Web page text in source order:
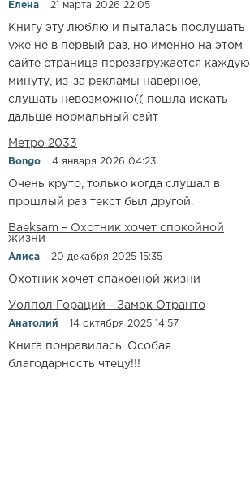
Елена 21 марта 2026 22:05
Книгу эту люблю и пыталась послушать
уже не в первый раз, но именно на этом
сайте страница перезагружается каждую
минуту, из-за рекламы наверное,
слушать невозможно(( пошла искать
дальше нормальный сайт
Метро 2033
Bongo 4 января 2026 04:23
Очень круто, только когда слушал в
прошлый раз текст был другой.
Baeksam – Охотник хочет спокойной
жизни
Алиса 20 декабря 2025 15:35
Охотник хочет спакоеной жизни
Уолпол Гораций - Замок Отранто
Анатолий 14 октября 2025 14:57
Книга понравилась. Особая
благодарность чтецу!!!